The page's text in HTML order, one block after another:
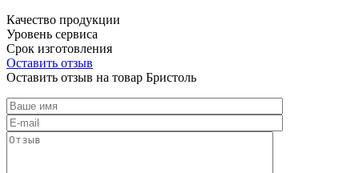
Качество продукции
Уровень сервиса
Срок изготовления
Оставить отзыв
Оставить отзыв на товар Бристоль